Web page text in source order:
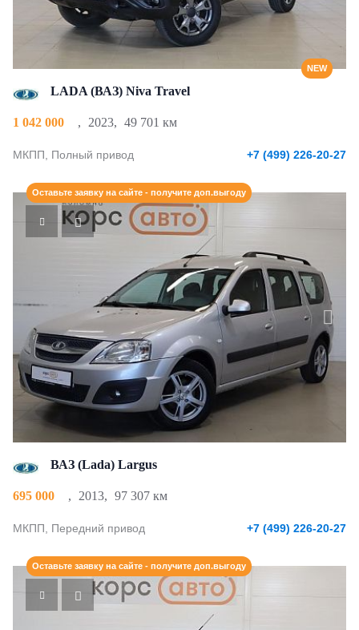
NEW
LADA (ВАЗ) Niva Travel
1 042 000 , 2023, 49 701 км
МКПП, Полный привод +7 (499) 226-20-27
Оставьте заявку на сайте - получите доп.выгоду
ВАЗ (Lada) Largus
695 000 , 2013, 97 307 км
МКПП, Передний привод +7 (499) 226-20-27
Оставьте заявку на сайте - получите доп.выгоду